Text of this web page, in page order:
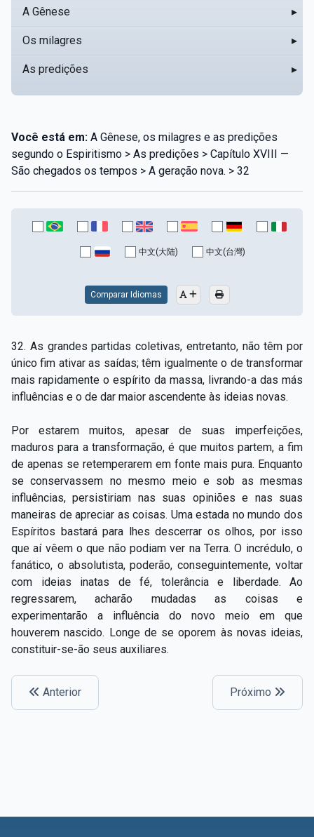
A Gênese ▸
Os milagres ▸
As predições ▸
Você está em: A Gênese, os milagres e as predições
segundo o Espiritismo > As predições > Capítulo XVIII —
São chegados os tempos > A geração nova. > 32
中文(大陆) 中文(台灣)
Comparar Idiomas
32. As grandes partidas coletivas, entretanto, não têm por
único fim ativar as saídas; têm igualmente o de transformar
mais rapidamente o espírito da massa, livrando-a das más
influências e o de dar maior ascendente às ideias novas.
Por estarem muitos, apesar de suas imperfeições,
maduros para a transformação, é que muitos partem, a fim
de apenas se retemperarem em fonte mais pura. Enquanto
se conservassem no mesmo meio e sob as mesmas
influências, persistiriam nas suas opiniões e nas suas
maneiras de apreciar as coisas. Uma estada no mundo dos
Espíritos bastará para lhes descerrar os olhos, por isso
que aí vêem o que não podiam ver na Terra. O incrédulo, o
fanático, o absolutista, poderão, conseguintemente, voltar
com ideias inatas de fé, tolerância e liberdade. Ao
regressarem, acharão mudadas as coisas e
experimentarão a influência do novo meio em que
houverem nascido. Longe de se oporem às novas ideias,
constituir-se-ão seus auxiliares.
Anterior Próximo